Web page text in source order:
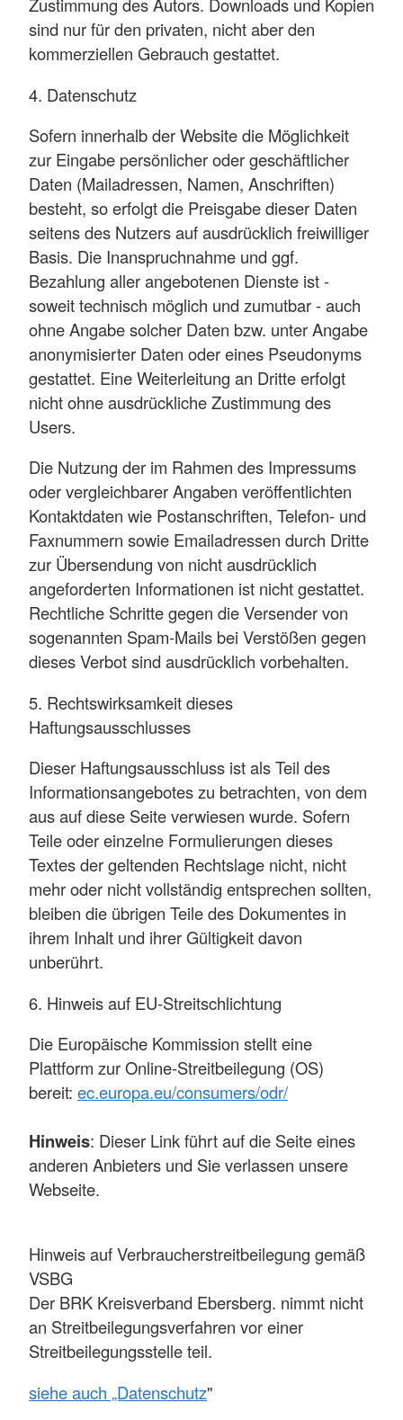
Zustimmung des Autors. Downloads und Kopien
sind nur für den privaten, nicht aber den
kommerziellen Gebrauch gestattet.
4. Datenschutz
Sofern innerhalb der Website die Möglichkeit
zur Eingabe persönlicher oder geschäftlicher
Daten (Mailadressen, Namen, Anschriften)
besteht, so erfolgt die Preisgabe dieser Daten
seitens des Nutzers auf ausdrücklich freiwilliger
Basis. Die Inanspruchnahme und ggf.
Bezahlung aller angebotenen Dienste ist -
soweit technisch möglich und zumutbar - auch
ohne Angabe solcher Daten bzw. unter Angabe
anonymisierter Daten oder eines Pseudonyms
gestattet. Eine Weiterleitung an Dritte erfolgt
nicht ohne ausdrückliche Zustimmung des
Users.
Die Nutzung der im Rahmen des Impressums
oder vergleichbarer Angaben veröffentlichten
Kontaktdaten wie Postanschriften, Telefon- und
Faxnummern sowie Emailadressen durch Dritte
zur Übersendung von nicht ausdrücklich
angeforderten Informationen ist nicht gestattet.
Rechtliche Schritte gegen die Versender von
sogenannten Spam-Mails bei Verstößen gegen
dieses Verbot sind ausdrücklich vorbehalten.
5. Rechtswirksamkeit dieses
Haftungsausschlusses
Dieser Haftungsausschluss ist als Teil des
Informationsangebotes zu betrachten, von dem
aus auf diese Seite verwiesen wurde. Sofern
Teile oder einzelne Formulierungen dieses
Textes der geltenden Rechtslage nicht, nicht
mehr oder nicht vollständig entsprechen sollten,
bleiben die übrigen Teile des Dokumentes in
ihrem Inhalt und ihrer Gültigkeit davon
unberührt.
6. Hinweis auf EU-Streitschlichtung
Die Europäische Kommission stellt eine
Plattform zur Online-Streitbeilegung (OS)
bereit: ec.europa.eu/consumers/odr/
Hinweis: Dieser Link führt auf die Seite eines
anderen Anbieters und Sie verlassen unsere
Webseite.
Hinweis auf Verbraucherstreitbeilegung gemäß
VSBG
Der BRK Kreisverband Ebersberg. nimmt nicht
an Streitbeilegungsverfahren vor einer
Streitbeilegungsstelle teil.
siehe auch „Datenschutz"